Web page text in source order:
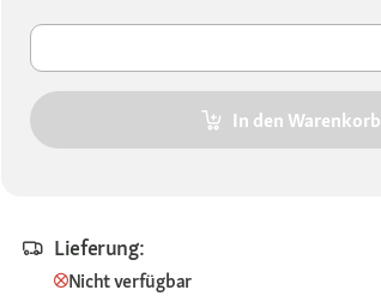
In den Warenkorb
Lieferung:
Nicht verfügbar